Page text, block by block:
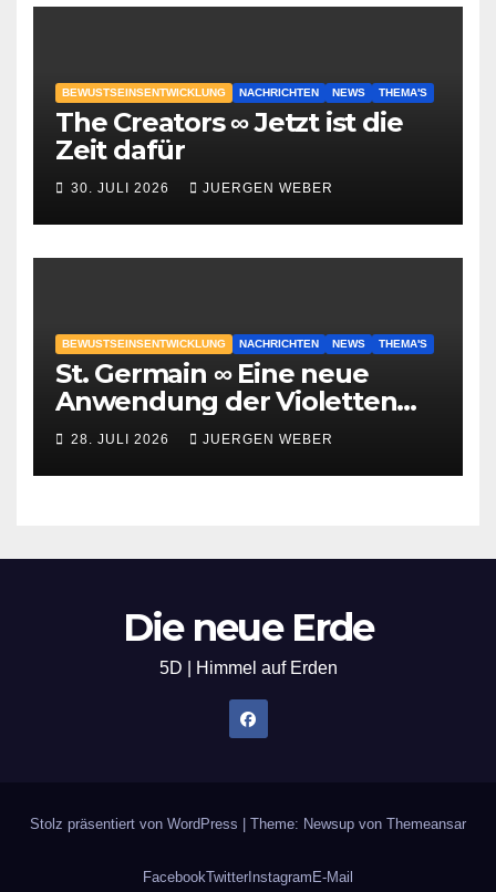
BEWUSTSEINSENTWICKLUNG NACHRICHTEN NEWS THEMA'S
The Creators ∞ Jetzt ist die
Zeit dafür
30. JULI 2026 JUERGEN WEBER
BEWUSTSEINSENTWICKLUNG NACHRICHTEN NEWS THEMA'S
St. Germain ∞ Eine neue
Anwendung der Violetten
Flamme
28. JULI 2026 JUERGEN WEBER
Die neue Erde
5D | Himmel auf Erden
Stolz präsentiert von WordPress Theme: Newsup von Themeansar
FacebookTwitter Instagram E-Mail